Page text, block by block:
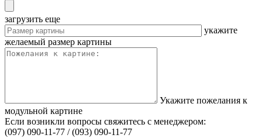
загрузить еще
укажите
желаемый размер картины
Укажите пожелания к
модульной картине
Если возникли вопросы свяжитесь с менеджером:
(097) 090-11-77 /(093) 090-11-77